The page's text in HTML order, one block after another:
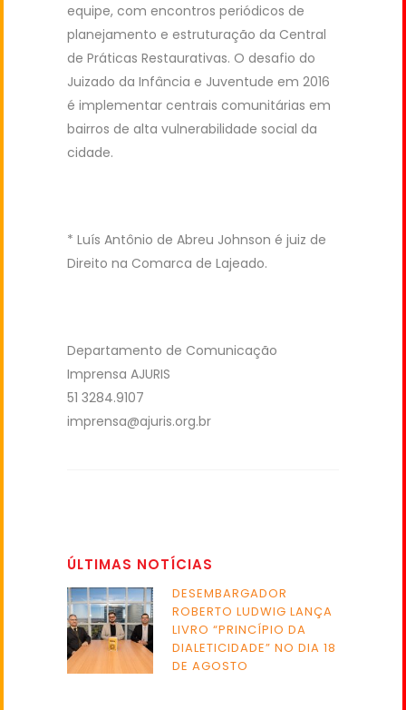
equipe, com encontros periódicos de
planejamento e estruturação da Central
de Práticas Restaurativas. O desafio do
Juizado da Infância e Juventude em 2016
é implementar centrais comunitárias em
bairros de alta vulnerabilidade social da
cidade.
* Luís Antônio de Abreu Johnson é juiz de
Direito na Comarca de Lajeado.
Departamento de Comunicação
Imprensa AJURIS
51 3284.9107
imprensa@ajuris.org.br
ÚLTIMAS NOTÍCIAS
DESEMBARGADOR
ROBERTO LUDWIG LANÇA
LIVRO “PRINCÍPIO DA
DIALETICIDADE” NO DIA 18
DE AGOSTO